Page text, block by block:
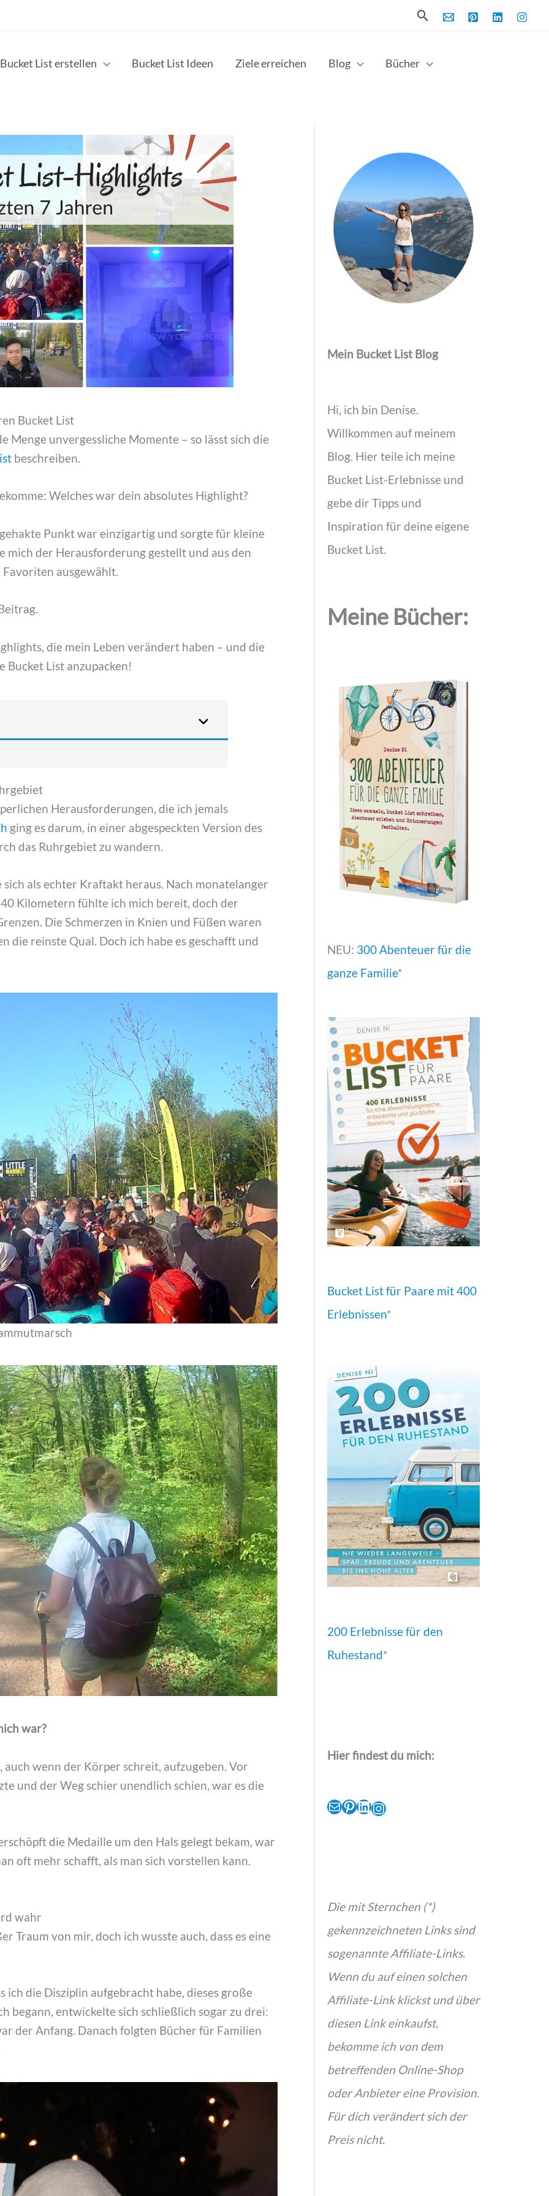
Suchen
Bucket List erstellen Bucket List Ideen Ziele erreichen Blog Bücher
Bucket List
Menge unvergessliche Momente – so lässt sich die
beschreiben.
Welches war dein absolutes Highlight?
Punkt war einzigartig und sorgte für kleine
mich der Herausforderung gestellt und aus den
ausgewählt.
die mein Leben verändert haben – und die
Bucket List anzupacken!
Herausforderungen, die ich jemals
ging es darum, in einer abgespeckten Version des
das Ruhrgebiet zu wandern.
als echter Kraftakt heraus. Nach monatelanger
Kilometern fühlte ich mich bereit, doch der
Die Schmerzen in Knien und Füßen waren
reinste Qual. Doch ich habe es geschafft und
war?
wenn der Körper schreit, aufzugeben. Vor
und der Weg schier unendlich schien, war es die
die Medaille um den Hals gelegt bekam, war
oft mehr schafft, als man sich vorstellen kann.
wahr
Traum von mir, doch ich wusste auch, dass es eine
ich die Disziplin aufgebracht habe, dieses große
begann, entwickelte sich schließlich sogar zu drei:
der Anfang. Danach folgten Bücher für Familien
Mein Bucket List Blog
Hi, ich bin Denise.
Willkommen auf meinem
Blog. Hier teile ich meine
Bucket List-Erlebnisse und
gebe dir Tipps und
Inspiration für deine eigene
Bucket List.
Meine Bücher:
NEU: 300 Abenteuer für die
ganze Familie*
Bucket List für Paare mit 400
Erlebnissen*
200 Erlebnisse für den
Ruhestand*
Hier findest du mich:
E-Mail Pinterest LinkedIn Instagram
Die mit Sternchen (*)
gekennzeichneten Links sind
sogenannte Affiliate-Links.
Wenn du auf einen solchen
Affiliate-Link klickst und über
diesen Link einkaufst,
bekomme ich von dem
betreffenden Online-Shop
oder Anbieter eine Provision.
Für dich verändert sich der
Preis nicht.